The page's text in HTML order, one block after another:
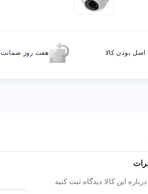
بودن کالا هفت روز ضمانت
این کالا دیدگاه ثبت کنید